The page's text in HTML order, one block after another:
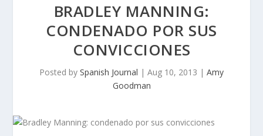
BRADLEY MANNING:
CONDENADO POR SUS
CONVICCIONES
Posted by Spanish Journal | Aug 10, 2013 | Amy
Goodman